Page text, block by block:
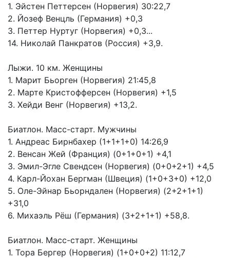
1. Эйстен Петтерсен (Норвегия) 30:22,7
2. Йозеф Венцль (Германия) +0,3
3. Петтер Нуртуг (Норвегия) +0,3...
14. Николай Панкратов (Россия) +3,9.
Лыжи. 10 км. Женщины
1. Марит Бьорген (Норвегия) 21:45,8
2. Марте Кристофферсен (Норвегия) +1,5
3. Хейди Венг (Норвегия) +13,2.
Биатлон. Масс-старт. Мужчины
1. Андреас Бирнбахер (1+1+1+0) 14:26,9
2. Венсан Жей (Франция) (0+1+0+1) +4,1
3. Эмил-Эгле Свендсен (Норвегия) (0+0+2+1) +4,5
4. Карл-Йохан Бергман (Швеция) (1+0+3+0) +12,0
5. Оле-Эйнар Бьорндален (Норвегия) (2+2+1+1)
+31,0
6. Михаэль Рёш (Германия) (3+2+1+1) +58,8.
Биатлон. Масс-старт. Женщины
1. Тора Бергер (Норвегия) (1+0+0+2) 11:12,7